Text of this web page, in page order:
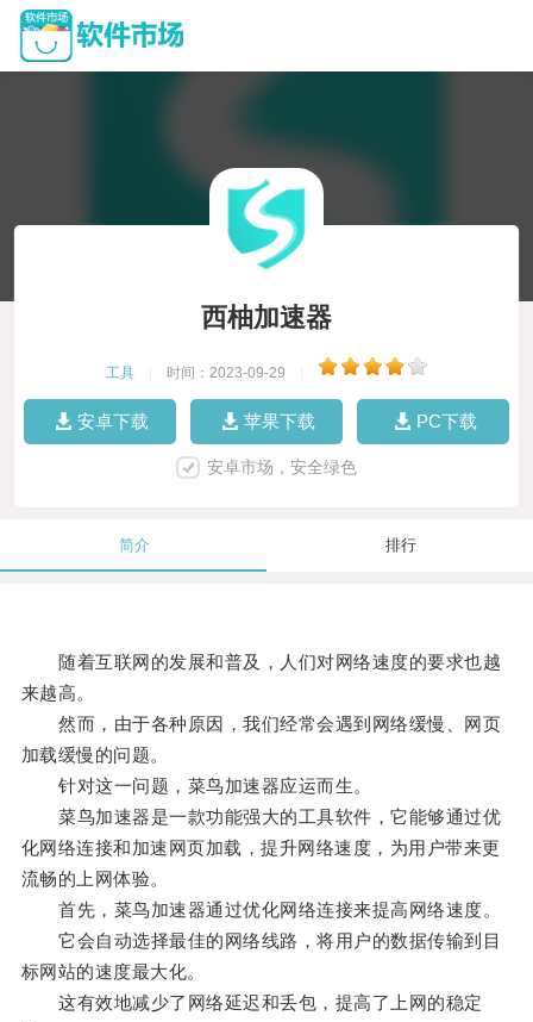
西柚加速器
工具 时间：2023-09-29
安卓下载 苹果下载 PC下载
安卓市场，安全绿色
简介 排行
随着互联网的发展和普及，人们对网络速度的要求也越
来越高。
然而，由于各种原因，我们经常会遇到网络缓慢、网页
加载缓慢的问题。
针对这一问题，菜鸟加速器应运而生。
菜鸟加速器是一款功能强大的工具软件，它能够通过优
化网络连接和加速网页加载，提升网络速度，为用户带来更
流畅的上网体验。
首先，菜鸟加速器通过优化网络连接来提高网络速度。
它会自动选择最佳的网络线路，将用户的数据传输到目
标网站的速度最大化。
这有效地减少了网络延迟和丢包，提高了上网的稳定